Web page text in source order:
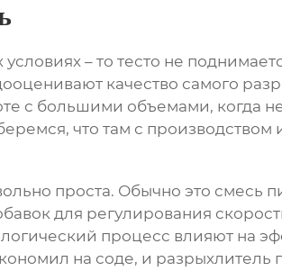
– то тесто не
качество самого
с большими объемами, когда
что там с
проста. Обычно это смесь
для регулирования
процесс влияют на
на соде, и разрыхлитель